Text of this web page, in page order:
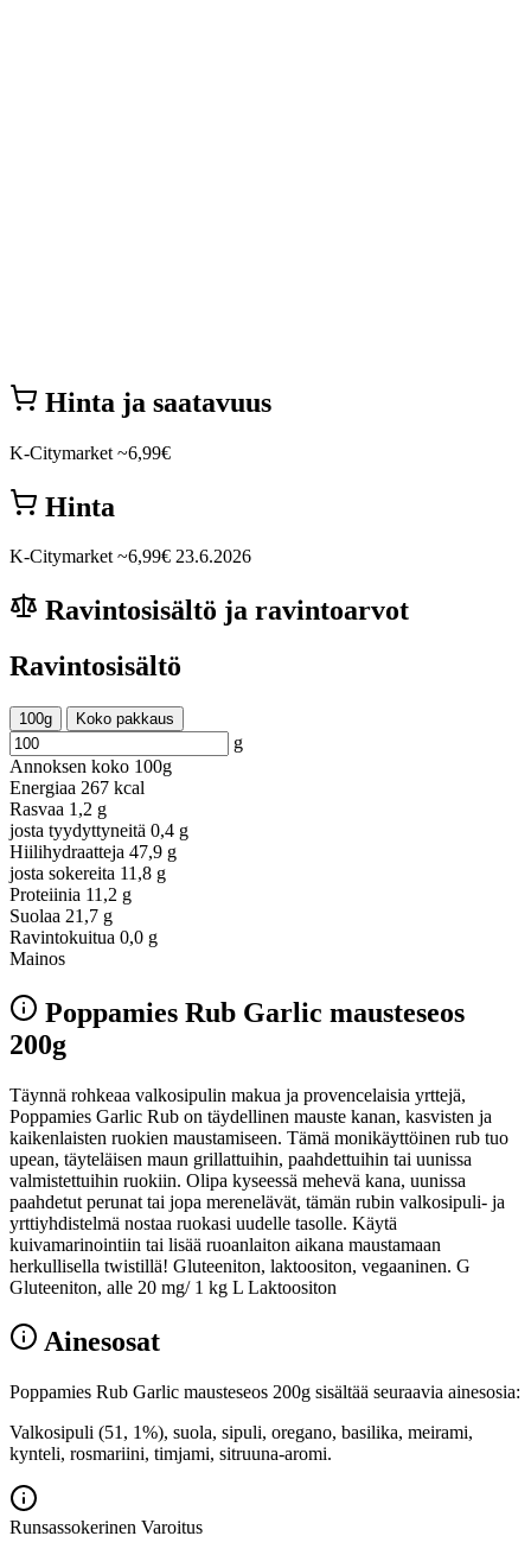
Hinta ja saatavuus
K-Citymarket ~6,99€
Hinta
K-Citymarket ~6,99€ 23.6.2026
Ravintosisältö ja ravintoarvot
Ravintosisältö
100g Koko pakkaus
g
Annoksen koko 100g
Energiaa 267 kcal
Rasvaa 1,2 g
josta tyydyttyneitä 0,4 g
Hiilihydraatteja 47,9 g
josta sokereita 11,8 g
Proteiinia 11,2 g
Suolaa 21,7 g
Ravintokuitua 0,0 g
Mainos
Poppamies Rub Garlic mausteseos
200g
Täynnä rohkeaa valkosipulin makua ja provencelaisia yrttejä,
Poppamies Garlic Rub on täydellinen mauste kanan, kasvisten ja
kaikenlaisten ruokien maustamiseen. Tämä monikäyttöinen rub tuo
upean, täyteläisen maun grillattuihin, paahdettuihin tai uunissa
valmistettuihin ruokiin. Olipa kyseessä mehevä kana, uunissa
paahdetut perunat tai jopa merenelävät, tämän rubin valkosipuli- ja
yrttiyhdistelmä nostaa ruokasi uudelle tasolle. Käytä
kuivamarinointiin tai lisää ruoanlaiton aikana maustamaan
herkullisella twistillä! Gluteeniton, laktoositon, vegaaninen. G
Gluteeniton, alle 20 mg/ 1 kg L Laktoositon
Ainesosat
Poppamies Rub Garlic mausteseos 200g sisältää seuraavia ainesosia:
Valkosipuli (51, 1%), suola, sipuli, oregano, basilika, meirami,
kynteli, rosmariini, timjami, sitruuna-aromi.
Runsassokerinen Varoitus